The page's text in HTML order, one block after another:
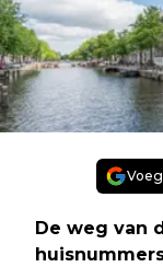
De weg van